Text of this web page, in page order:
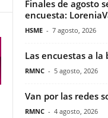
Finales de agosto
encuesta:
HSME - 7 agosto, 2026
Las encuestas a la
RMNC - 5 agosto, 2026
Van por las redes
RMNC - 4 agosto, 2026